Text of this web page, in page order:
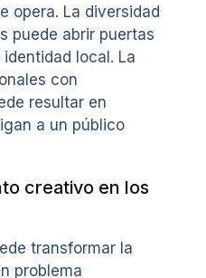
opera. La diversidad
puede abrir puertas
local. La
con
resultar en
a un público
creativo en los
transformar la
problema